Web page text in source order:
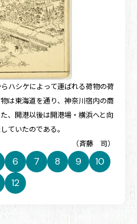
ハシケによって運ばれる荷物の荷
は東海道を通り、神奈川宿内の商
、開港以後は開港場・横浜へと向
ていたのである。
（斉藤 司）
6 7 8 9
10
12